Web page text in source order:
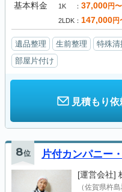
基本料金 1K 37,000円〜
2LDK 147,000円
遺品整理 生前整理 特殊清
部屋片付け
見積もり
8位 片付カンパニー
[運営会社]
（佐賀県杵